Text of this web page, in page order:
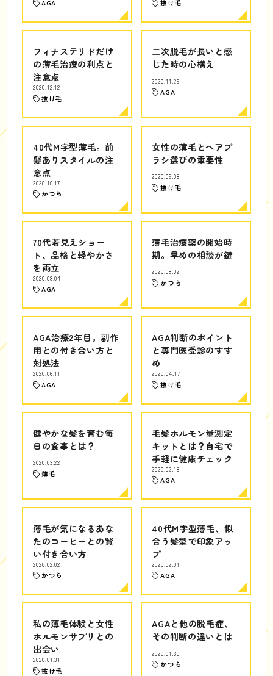
AGA 抜け毛
フィナステリドだけ
の薄毛治療の利点と
注意点
2020.12.12
抜け毛
二次脱毛が長いと感
じた時の心構え
2020.11.29
AGA
40代M字型薄毛。前
髪ありスタイルの注
意点
2020.10.17
かつら
女性の薄毛とヘアブ
ラシ選びの重要性
2020.09.08
抜け毛
70代若見えショー
ト、品格と軽やかさ
を両立
2020.08.04
AGA
薄毛治療薬の開始時
期。早めの相談が鍵
2020.08.02
かつら
AGA治療2年目。副作
用との付き合い方と
対処法
2020.06.11
AGA
AGA判断のポイント
と専門医受診のすす
め
2020.04.17
抜け毛
健やかな髪を育む毎
日の食事とは？
2020.03.22
薄毛
毛髪ホルモン量測定
キットとは？自宅で
手軽に健康チェック
2020.02.18
AGA
薄毛が気になるあな
たのコーヒーとの賢
い付き合い方
2020.02.02
かつら
40代M字型薄毛、似
合う髪型で印象アッ
プ
2020.02.01
AGA
私の薄毛体験と女性
ホルモンサプリとの
出会い
2020.01.31
抜け毛
AGAと他の脱毛症、
その判断の違いとは
2020.01.30
かつら